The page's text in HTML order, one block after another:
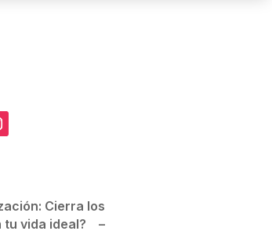
Cierra los
tu vida ideal? –